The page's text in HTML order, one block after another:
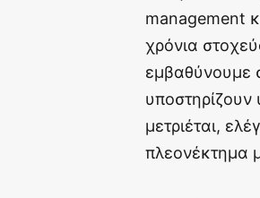
management
χρόνια
εμβαθύνουμε
μετριέται,
πλεονέκτημα